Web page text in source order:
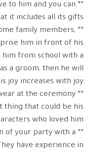
to him and you can
it includes all its gifts
family members,
him in front of his
him from school with a
a groom, then he will
joy increases with joy
at the ceremony
thing that could be his
who loved him
of your party with a
have experience in